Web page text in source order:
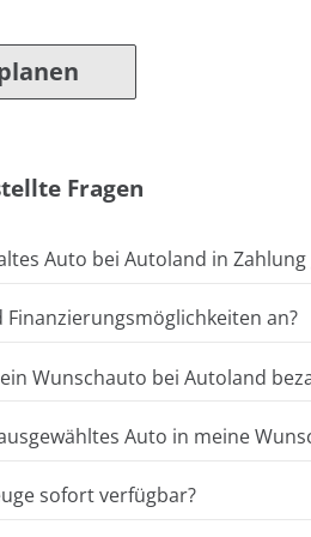
Fragen
Auto bei Autoland in Zahlung
Finanzierungsmöglichkeiten an?
Wunschauto bei Autoland
Auto in meine
sofort verfügbar?